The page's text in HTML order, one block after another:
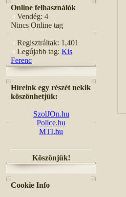
Online felhasználók
Vendég: 4
Nincs Online tag
Regisztráltak: 1,401
Legújabb tag: Kis
Ferenc
Híreink egy részét nekik
köszönhetjük:
SzolJOn.hu
Police.hu
MTI.hu
Köszönjük!
Cookie Info